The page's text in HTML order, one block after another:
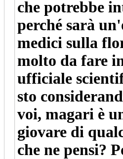
che potrebbe
perché sarà
medici sulla
molto da fare
ufficiale
sto
voi, magari è
giovare di
che ne pensi?